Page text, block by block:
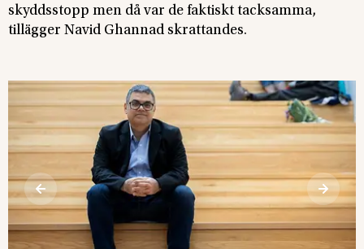
skyddsstopp men då var de faktiskt tacksamma,
tillägger Navid Ghannad skrattandes.